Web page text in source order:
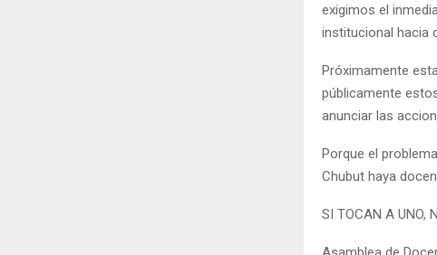
exigimos el
institucional hacia
Próximamente
públicamente
anunciar las
Porque el
Chubut haya
SI TOCAN A UNO,